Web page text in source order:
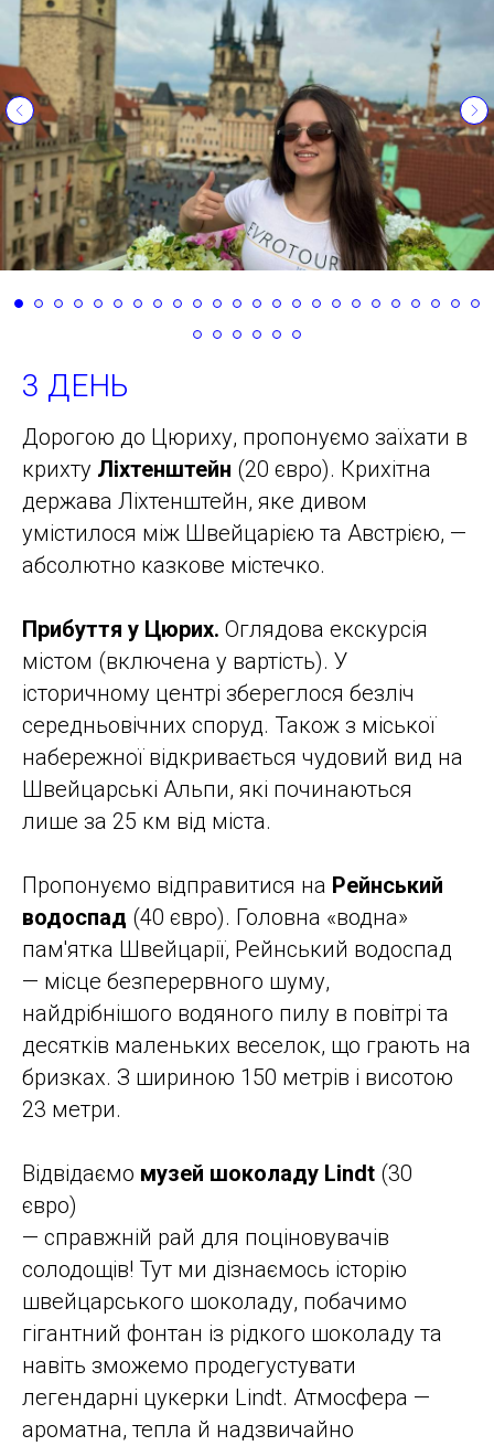
3 ДЕНЬ
Дорогою до Цюриху, пропонуємо заїхати в
крихту Ліхтенштейн (20 євро). Крихітна
держава Ліхтенштейн, яке дивом
умістилося між Швейцарією та Австрією, —
абсолютно казкове містечко.
Прибуття у Цюрих. Оглядова екскурсія
містом (включена у вартість). У
історичному центрі збереглося безліч
середньовічних споруд. Також з міської
набережної відкривається чудовий вид на
Швейцарські Альпи, які починаються
лише за 25 км від міста.
Пропонуємо відправитися на Рейнський
водоспад (40 євро). Головна «водна»
пам'ятка Швейцарії, Рейнський водоспад
— місце безперервного шуму,
найдрібнішого водяного пилу в повітрі та
десятків маленьких веселок, що грають на
бризках. З шириною 150 метрів і висотою
23 метри.
Відвідаємо музей шоколаду Lindt (30
євро)
— справжній рай для поціновувачів
солодощів! Тут ми дізнаємось історію
швейцарського шоколаду, побачимо
гігантний фонтан із рідкого шоколаду та
навіть зможемо продегустувати
легендарні цукерки Lindt. Атмосфера —
ароматна, тепла й надзвичайно